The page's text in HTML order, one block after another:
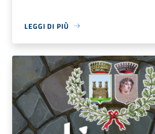
LEGGI DI PIÙ